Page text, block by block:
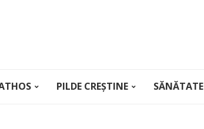
PILDE CREȘTINE SĂNĂTATE